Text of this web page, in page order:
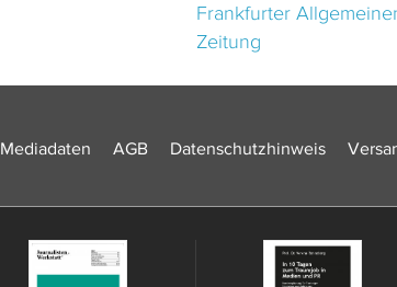
Frankfurter
Zeitung
Mediadaten AGB Datenschutzhinweis